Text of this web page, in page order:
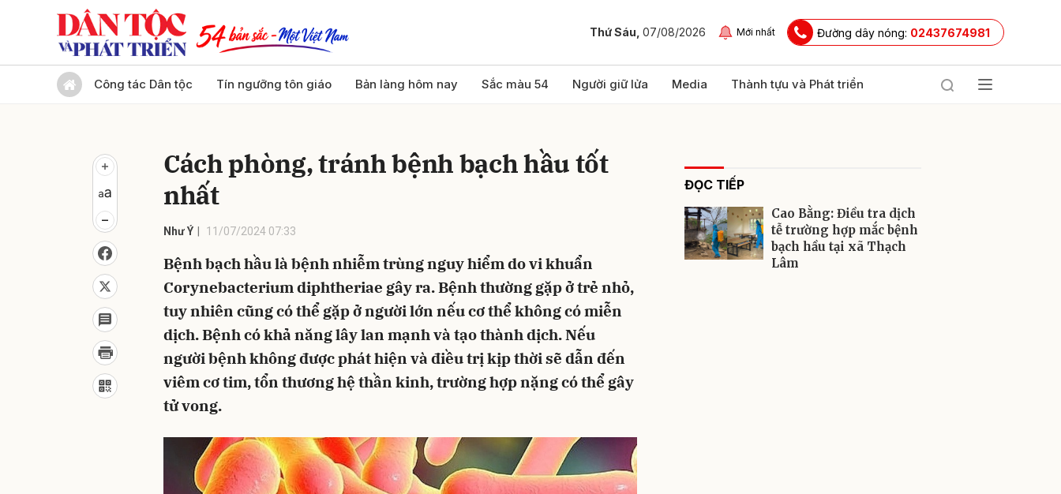
Thứ Sáu, 07/08/2026 Mới nhất Đường dây nóng: 02437674981
Công tác Dân tộc Tín ngưỡng tôn giáo Bản làng hôm nay Sắc màu 54 Người giữ lửa Media Thành tựu và Phát triển
Cách phòng, tránh bệnh bạch hầu tốt
nhất
Như Ý 11/07/2024 07:33
Bệnh bạch hầu là bệnh nhiễm trùng nguy hiểm do vi khuẩn
Corynebacterium diphtheriae gây ra. Bệnh thường gặp ở trẻ nhỏ,
tuy nhiên cũng có thể gặp ở người lớn nếu cơ thể không có miễn
dịch. Bệnh có khả năng lây lan mạnh và tạo thành dịch. Nếu
người bệnh không được phát hiện và điều trị kịp thời sẽ dẫn đến
viêm cơ tim, tổn thương hệ thần kinh, trường hợp nặng có thể gây
tử vong.
ĐỌC TIẾP
Cao Bằng: Điều tra dịch
tễ trường hợp mắc bệnh
bạch hầu tại xã Thạch
Lâm
Gửi bình luận
Gửi